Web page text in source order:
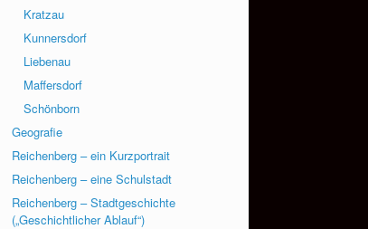
Kratzau
Kunnersdorf
Liebenau
Maffersdorf
Schönborn
Geografie
Reichenberg – ein Kurzportrait
Reichenberg – eine Schulstadt
Reichenberg – Stadtgeschichte
(„Geschichtlicher Ablauf“)